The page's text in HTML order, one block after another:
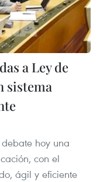
a Ley de
sistema
hoy una
con el
ágil y eficiente